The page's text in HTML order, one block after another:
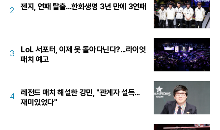
2 젠지, 연패 탈출...한화생명 3년 만에 3연패
3
LoL 서포터, 이제 못 돌아다닌다?...라이엇
패치 예고
4
레전드 매치 해설한 강민, "관계자 설득...
재미있었다"